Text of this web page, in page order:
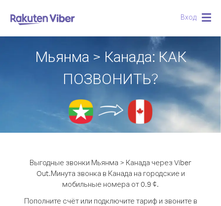
Вход
Мьянма > Канада: КАК
ПОЗВОНИТЬ?
Выгодные звонки Мьянма > Канада через Viber
Out.Минута звонка в Канада на городские и
мобильные номера от 0.9 ¢.
Пополните счёт или подключите тариф и звоните в